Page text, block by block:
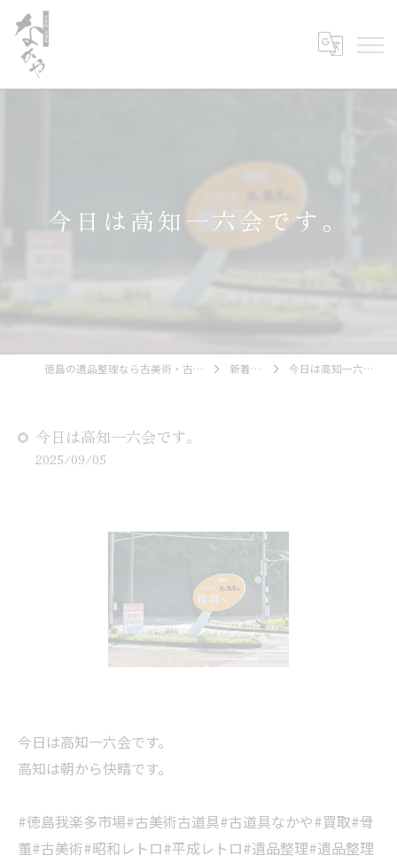
今日は高知一六会です。
徳島の遺品整理なら古美術・古道具 なかや 新着情報 今日は高知一六会です。
今日は高知一六会です。
2025/09/05
今日は高知一六会です。
高知は朝から快晴です。
#徳島我楽多市場#古美術古道具#古道具なかや#買取#骨
董#古美術#昭和レトロ#平成レトロ#遺品整理#遺品整理